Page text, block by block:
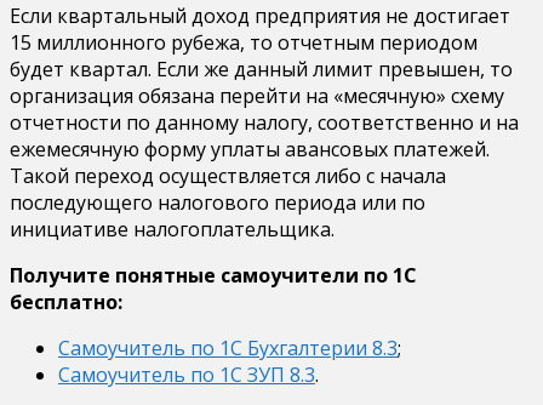
Если квартальный доход предприятия не достигает
15 миллионного рубежа, то отчетным периодом
будет квартал. Если же данный лимит превышен, то
организация обязана перейти на «месячную» схему
отчетности по данному налогу, соответственно и на
ежемесячную форму уплаты авансовых платежей.
Такой переход осуществляется либо с начала
последующего налогового периода или по
инициативе налогоплательщика.
Получите понятные самоучители по 1С
бесплатно:
Самоучитель по 1С Бухгалтерии 8.3;
Самоучитель по 1С ЗУП 8.3.